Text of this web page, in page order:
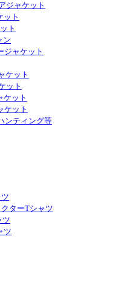
ジャケット
ット
ト
ン
ジャケット
ケット
ット
ケット
ケット
ンティング等
ターTシャツ
ツ
ツ